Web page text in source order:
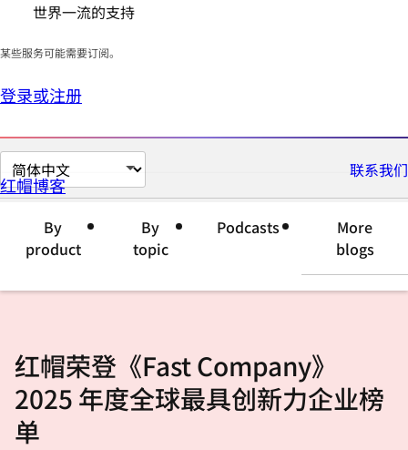
世界一流的支持
某些服务可能需要订阅。
登录或注册
切
换
言
联系我们
红帽博客
By
product
By
topic
Podcasts
More
blogs
红帽荣登《Fast Company》
2025 年度全球最具创新力企业榜
单